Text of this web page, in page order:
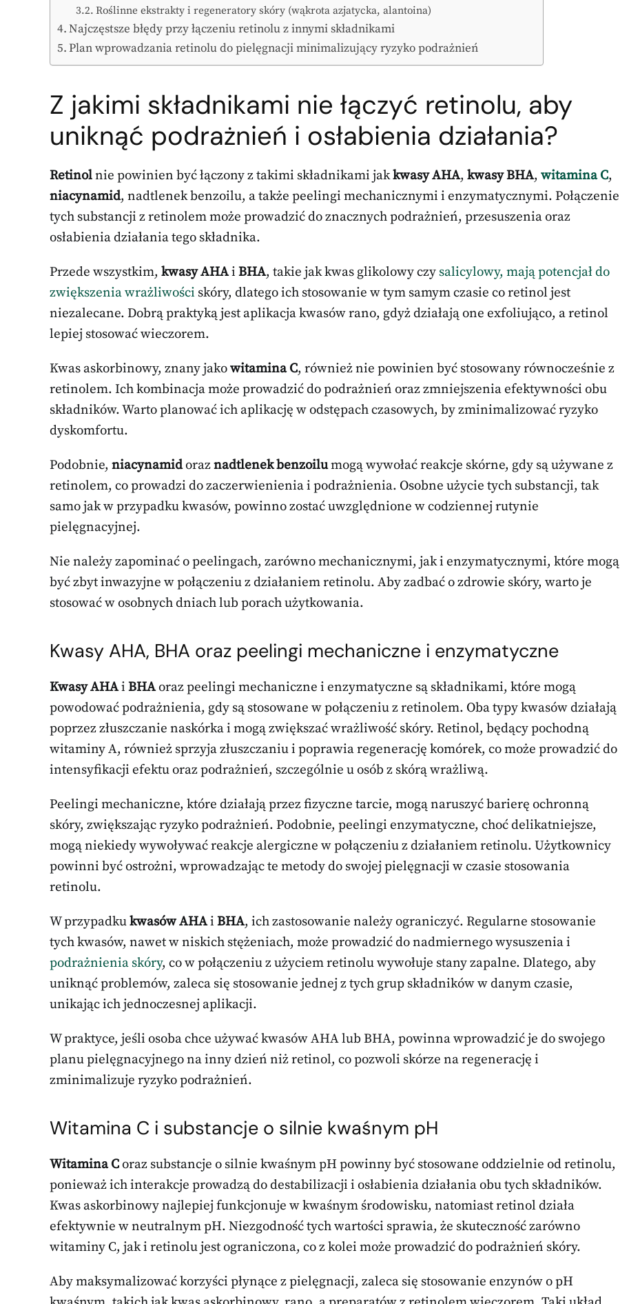
Roślinne ekstrakty i regeneratory skóry (wąkrota azjatycka, alantoina)
Najczęstsze błędy przy łączeniu retinolu z innymi składnikami
Plan wprowadzania retinolu do pielęgnacji minimalizujący ryzyko podrażnień
Z jakimi składnikami nie łączyć retinolu, aby
uniknąć podrażnień i osłabienia działania?
Retinolnie powinien być łączony z takimi składnikami jakkwasy AHA, kwasy BHA, witamina C,
niacynamid, nadtlenek benzoilu, a także peelingi mechanicznymi i enzymatycznymi. Połączenie
tych substancji z retinolem może prowadzić do znacznych podrażnień, przesuszenia oraz
osłabienia działania tego składnika.
Przede wszystkim, kwasy AHAi BHA, takie jak kwas glikolowy czy salicylowy, mają potencjał do
zwiększenia wrażliwości skóry, dlatego ich stosowanie w tym samym czasie co retinol jest
niezalecane. Dobrą praktyką jest aplikacja kwasów rano, gdyż działają one exfoliująco, a retinol
lepiej stosować wieczorem.
Kwas askorbinowy, znany jakowitamina C, również nie powinien być stosowany równocześnie z
retinolem. Ich kombinacja może prowadzić do podrażnień oraz zmniejszenia efektywności obu
składników. Warto planować ich aplikację w odstępach czasowych, by zminimalizować ryzyko
dyskomfortu.
Podobnie, niacynamidoraznadtlenek benzoilumogą wywołać reakcje skórne, gdy są używane z
retinolem, co prowadzi do zaczerwienienia i podrażnienia. Osobne użycie tych substancji, tak
samo jak w przypadku kwasów, powinno zostać uwzględnione w codziennej rutynie
pielęgnacyjnej.
Nie należy zapominać o peelingach, zarówno mechanicznymi, jak i enzymatycznymi, które mogą
być zbyt inwazyjne w połączeniu z działaniem retinolu. Aby zadbać o zdrowie skóry, warto je
stosować w osobnych dniach lub porach użytkowania.
Kwasy AHA, BHA oraz peelingi mechaniczne i enzymatyczne
Kwasy AHAi BHAoraz peelingi mechaniczne i enzymatyczne są składnikami, które mogą
powodować podrażnienia, gdy są stosowane w połączeniu z retinolem. Oba typy kwasów działają
poprzez złuszczanie naskórka i mogą zwiększać wrażliwość skóry. Retinol, będący pochodną
witaminy A, również sprzyja złuszczaniu i poprawia regenerację komórek, co może prowadzić do
intensyfikacji efektu oraz podrażnień, szczególnie u osób z skórą wrażliwą.
Peelingi mechaniczne, które działają przez fizyczne tarcie, mogą naruszyć barierę ochronną
skóry, zwiększając ryzyko podrażnień. Podobnie, peelingi enzymatyczne, choć delikatniejsze,
mogą niekiedy wywoływać reakcje alergiczne w połączeniu z działaniem retinolu. Użytkownicy
powinni być ostrożni, wprowadzając te metody do swojej pielęgnacji w czasie stosowania
retinolu.
W przypadkukwasów AHAi BHA, ich zastosowanie należy ograniczyć. Regularne stosowanie
tych kwasów, nawet w niskich stężeniach, może prowadzić do nadmiernego wysuszenia i
podrażnienia skóry, co w połączeniu z użyciem retinolu wywołuje stany zapalne. Dlatego, aby
uniknąć problemów, zaleca się stosowanie jednej z tych grup składników w danym czasie,
unikając ich jednoczesnej aplikacji.
W praktyce, jeśli osoba chce używać kwasów AHA lub BHA, powinna wprowadzić je do swojego
planu pielęgnacyjnego na inny dzień niż retinol, co pozwoli skórze na regenerację i
zminimalizuje ryzyko podrażnień.
Witamina C i substancje o silnie kwaśnym pH
Witamina Coraz substancje o silnie kwaśnym pH powinny być stosowane oddzielnie od retinolu,
ponieważ ich interakcje prowadzą do destabilizacji i osłabienia działania obu tych składników.
Kwas askorbinowy najlepiej funkcjonuje w kwaśnym środowisku, natomiast retinol działa
efektywnie w neutralnym pH. Niezgodność tych wartości sprawia, że skuteczność zarówno
witaminy C, jak i retinolu jest ograniczona, co z kolei może prowadzić do podrażnień skóry.
Aby maksymalizować korzyści płynące z pielęgnacji, zaleca się stosowanie enzynów o pH